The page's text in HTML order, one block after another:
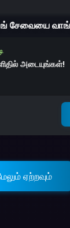
சேவையை
அடையுங்கள்!
ஏற்றவும்